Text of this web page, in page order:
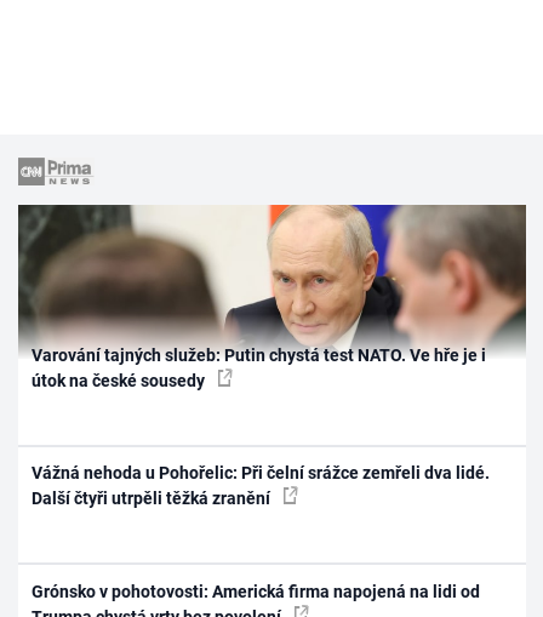
Varování tajných služeb: Putin chystá test NATO. Ve hře je i
útok na české sousedy
Vážná nehoda u Pohořelic: Při čelní srážce zemřeli dva lidé.
Další čtyři utrpěli těžká zranění
Grónsko v pohotovosti: Americká firma napojená na lidi od